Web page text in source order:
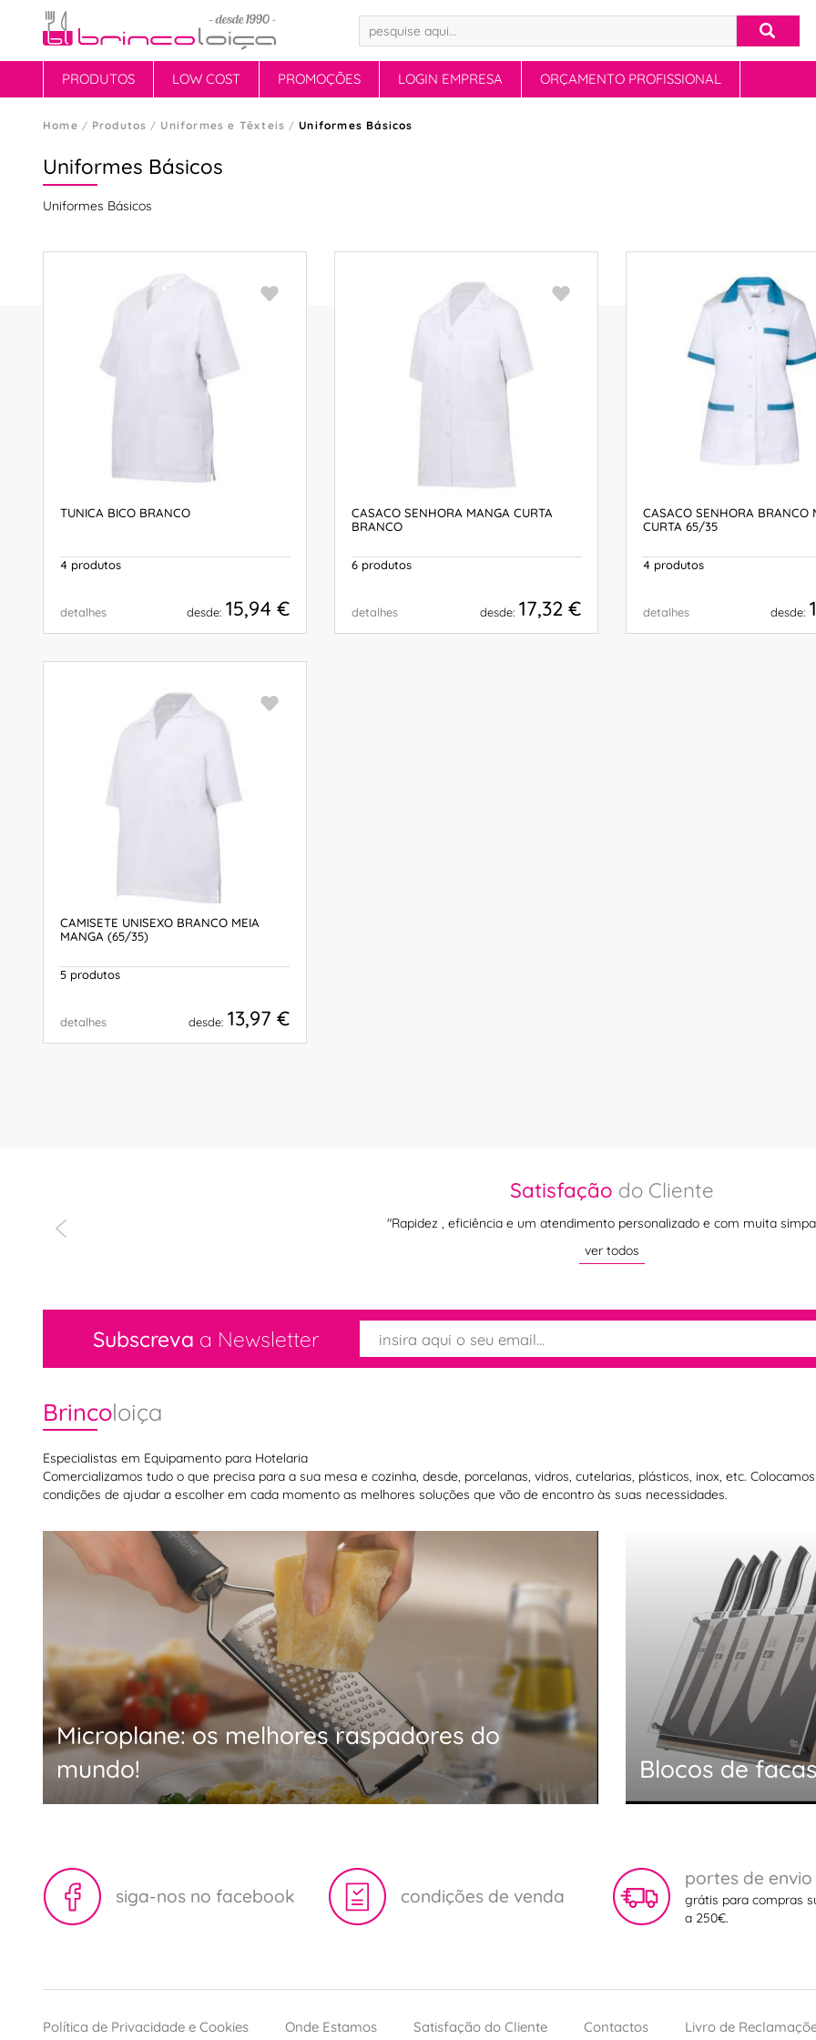
PRODUTOS LOW COST PROMOÇÕES LOGIN EMPRESA ORÇAMENTO PROFISSIONAL
Home Produtos Uniformes e Têxteis Uniformes Básicos
Uniformes Básicos
Uniformes Básicos
TUNICA BICO BRANCO
4 produtos
detalhes desde: 15,94 €
COMPRAR
CASACO SENHORA MANGA CURTA
BRANCO
6 produtos
detalhes desde: 17,32 €
CASACO SENHORA BRANCO
CURTA 65/35
4 produtos
detalhes desde:
CAMISETE UNISEXO BRANCO MEIA
MANGA (65/35)
5 produtos
detalhes desde: 13,97 €
Satisfação do Cliente
"Rapidez , eficiência e um atendimento personalizado e com muita
ver todos
Subscreva a Newsletter
Brincoloiça
Especialistas em Equipamento para Hotelaria
Comercializamos tudo o que precisa para a sua mesa e cozinha, desde, porcelanas, vidros, cutelarias, plásticos, inox, etc.
condições de ajudar a escolher em cada momento as melhores soluções que vão de encontro às suas necessidades.
Microplane: os melhores raspadores do
mundo!
Blocos de
siga-nos no facebook condições de venda
portes de envio
grátis para compras
a 250€.
Política de Privacidade e Cookies Onde Estamos Satisfação do Cliente Contactos Livro de